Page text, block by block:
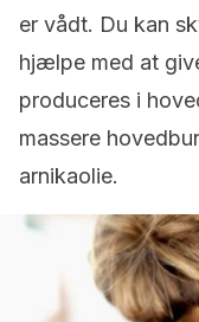
er vådt. Du kan
hjælpe med at
produceres i
massere
arnikaolie.